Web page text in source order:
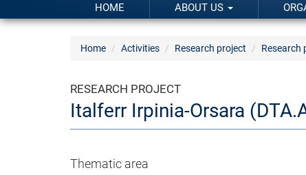
HOME ABOUT US
Home Activities Research project Research
RESEARCH PROJECT
Italferr Irpinia-Orsara
Thematic area